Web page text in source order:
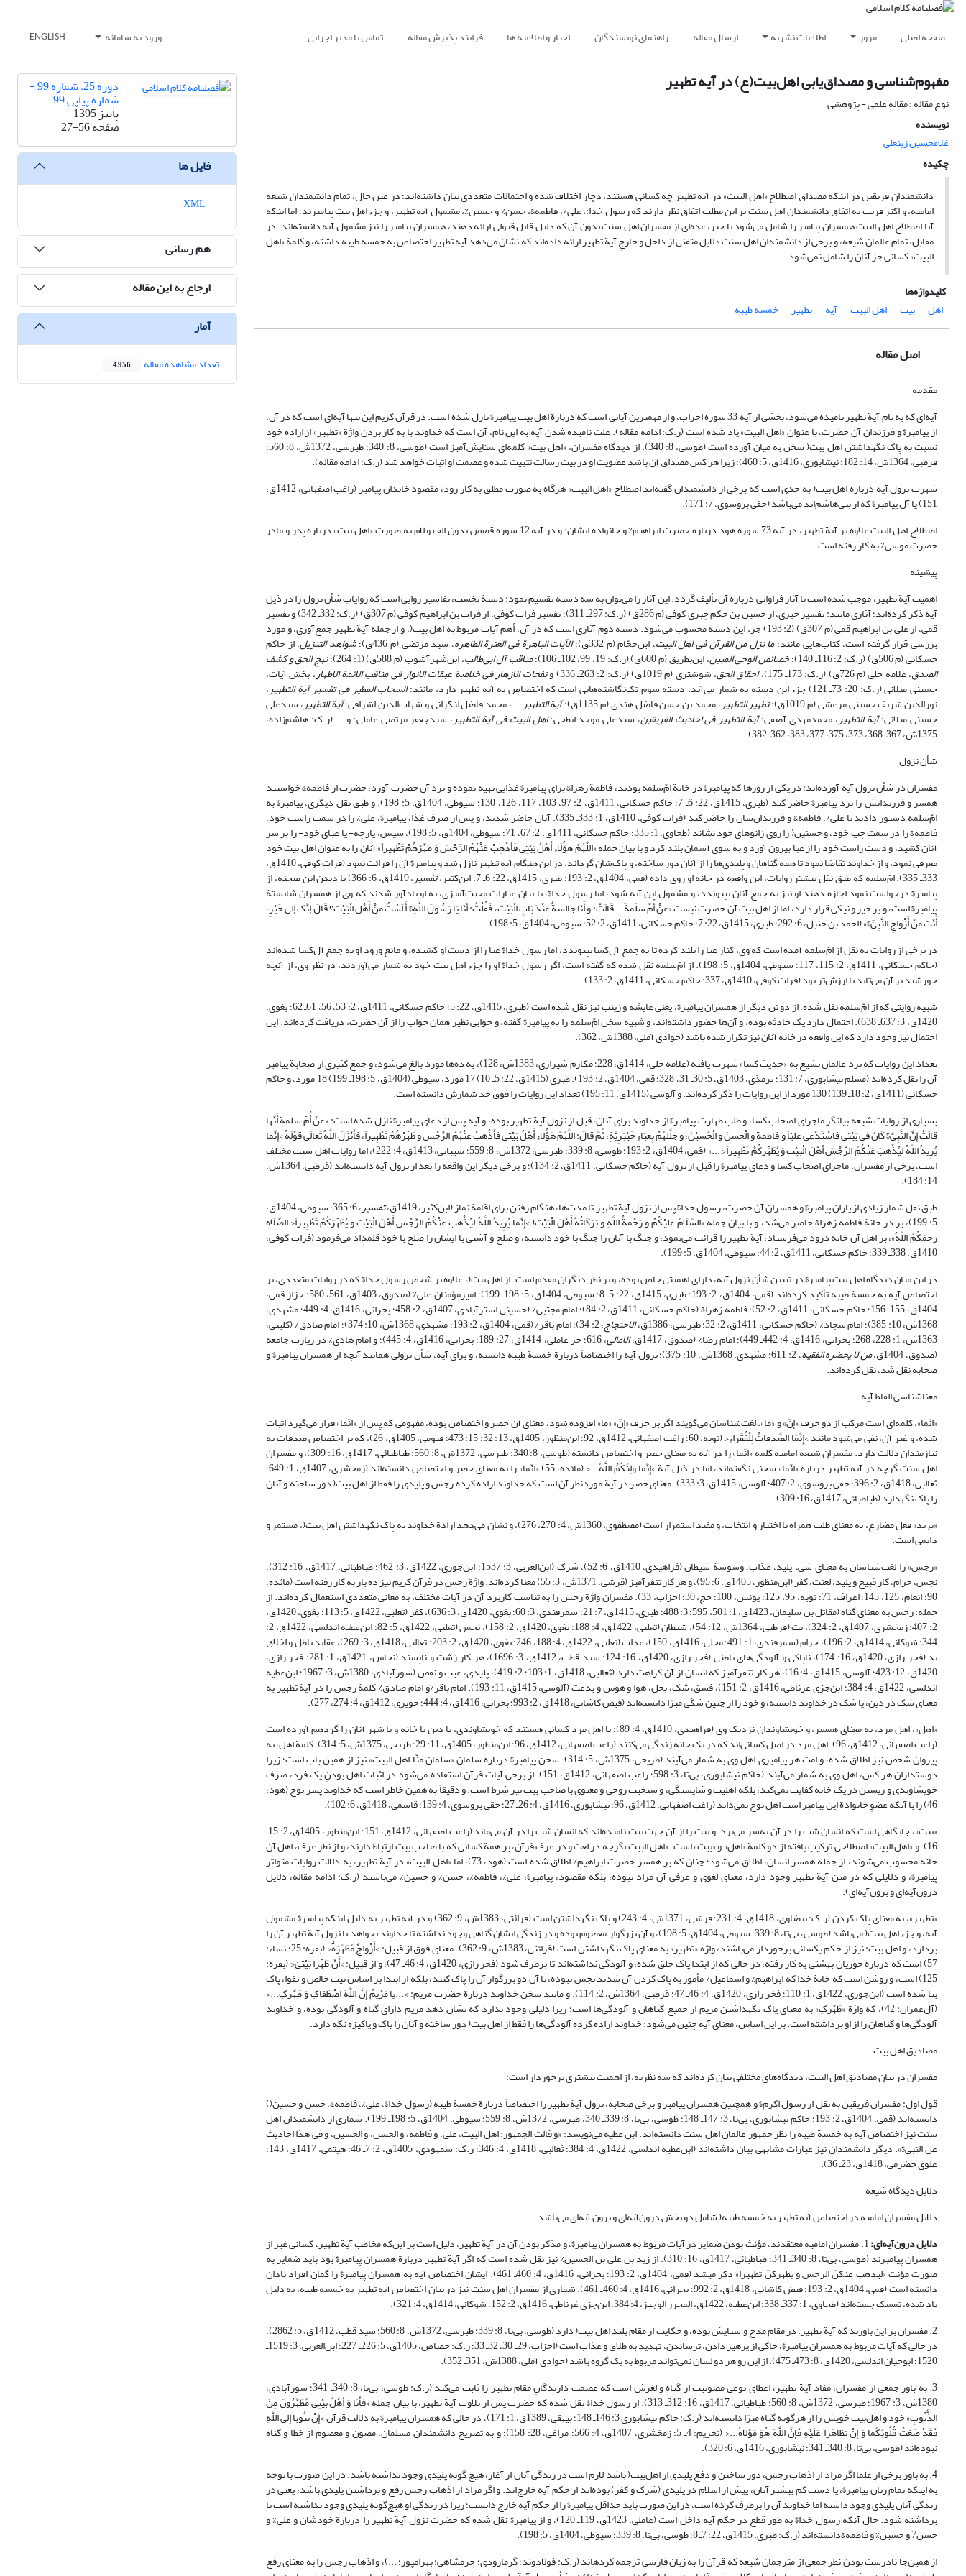
صفحه اصلی مرور اطلاعات نشریه ارسال مقاله راهنمای نویسندگان اخبار و اطلاعیه ها فرایند پذیرش مقاله تماس با مدیر اجرایی ورود به سامانه ENGLISH
مفهوم‌شناسی و مصداق‌یابی اهل‌بیت(ع) در آیه تطهیر
نوع مقاله : مقاله علمی - پژوهشی
نویسنده
غلامحسین زینعلی
چکیده
دانشمندان فریقین در اینکه مصداق اصطلاح «اهل البیت» در آیه تطهیر چه کسانی هستند، دچار اختلاف شده و احتمالات متعددی بیان داشته‌اند؛ در عین حال، تمام دانشمندان شیعة
امامیه، و اکثر قریب به اتفاق دانشمندان اهل سنت بر این مطلب اتفاق نظر دارند که رسول خدا:، علی%، فاطمه&، حسن% و حسین%، مشمول آیة تطهیر، و جزء اهل بیت پیامبرند؛ اما اینکه
آیا اصطلاح اهل البیت همسران پیامبر را شامل می‌شود یا خیر، عده‌ای از مفسران اهل سنت بدون آن که دلیل قابل قبولی ارائه دهند، همسران پیامبر را نیز مشمول آیه دانسته‌اند. در
مقابل، تمام عالمان شیعه، و برخی از دانشمندان اهل سنت دلایل متقنی از داخل و خارجِ آیة تطهیر ارائه داده‌اند که نشان می‌دهد آیه تطهیر اختصاص به خمسه طیبه داشته، و کلمة «اهل
البیت» کسانی جز آنان را شامل نمی‌شود.
کلیدواژه‌ها
اهل
بیت اهل البیت آیه تطهیر خمسه طیبه
اصل مقاله
مقدمه
آیه‌ای که به نام آیة تطهیر نامیده می‌شود، بخشی از آیه 33 سوره احزاب، و از مهمترین آیاتی است که دربارة اهل بیت پیامبر$ نازل شده است. در قرآن کریم این تنها آیه‌ای است که در آن،
از پیامبر$ و فرزندان آن حضرت، با عنوان «اهل البیت» یاد شده است (ر.ک: ادامه مقاله). علت نامیده شدن آیه به این نام، آن است که خداوند با به کار بردن واژة «تطهیر» از اراده خود
نسبت به پاک نگهداشتن اهل بیت( سخن به میان آورده است (طوسی، 8: 340). از دیدگاه مفسران، «اهل بیت» کلمه‌ای ستایش‌آمیز است (طوسی، 8: 340؛ طبرسی، 1372ش، 8: 560؛
قرطبی، 1364ش، 14: 182؛ نیشابوری، 1416ق، 5: 460)؛ زیرا هر کس مصداق آن باشد عضویت او در بیت رسالت تثبیت شده و عصمت او اثبات خواهد شد (ر.ک: ادامه مقاله).
شهرت نزول آیه درباره اهل بیت( به حدی است که برخی از دانشمندان گفته‌اند اصطلاح «اهل البیت» هرگاه به صورت مطلق به کار رود، مقصود خاندان پیامبر (راغب اصفهانی، 1412ق،
151) یا آل پیامبر$ که از بنی‌هاشم‌اند می‌باشد (حقی بروسوی، 7: 171).
اصطلاح اهل البیت علاوه بر آیة تطهیر، در آیه 73 سوره هود دربارة حضرت ابراهیم% و خانواده ایشان؛ و در آیه 12 سوره قصص بدون الف و لام به صورت «اهل بیت» دربارة پدر و مادر
حضرت موسی% به کار رفته است.
پیشینه
اهمیت آیة تطهیر، موجب شده است تا آثار فراوانی درباره آن تألیف گردد. این آثار را می‌توان به سه دسته تقسیم نمود: دستة نخست، تفاسیر روایی است که روایاتِ شأن نزول را در ذیل
آیه ذکر کرده‌اند؛ آثاری مانند: تفسیر حبری، از حسین بن حکم حِبَری کوفی (م 286ق) (ر.ک: 297ـ 311)؛ تفسیر فرات کوفی، از فرات بن ابراهیم کوفی (م 307ق) (ر.ک: 332ـ 342) و تفسیر
قمی، از علی بن ابراهیم قمی (م 307ق) (2: 193) جزء این دسته محسوب می‌شود. دسته دوم آثاری است که در آن، أهم آیات مربوط به اهل بیت(، و از جمله آیة تطهیر جمع‌آوری، و مورد
بررسی قرار گرفته است، کتاب‌هایی مانند:ما نزل من القرآن فی اهل البیت، ابن‌جحّام (م 332ق)؛ الآیات الباهرة فی العترةالطاهره، سید مرتضی (م 436ق)؛ شواهد التنزیل، از حاکم
حسکانی (م 506ق) (ر.ک: 2: 116ـ 140)؛ خصائص الوحی المبین، ابن‌بطریق (م 600ق) (ر.ک: 19، 99، 102ـ 106)؛ مناقب آل ابی‌طالب، ابن‌شهرآشوب (م 588ق) (1: 264)؛ نهج الحق و کشف
الصدق، علامه حلی (م 726ق) (ر.ک: 173ـ 175)، احقاق الحق، شوشتری (م 1019ق) (ر.ک: 2: 263ـ 336) و نفحات الازهار فی خلاصة عبقات الانوار فی مناقب الائمةالاطهار، بخش آیات،
حسینی میلانی (ر.ک: 20: 73ـ 121) جزء این دسته به شمار می‌آید. دسته سوم تک‌نگاشته‌هایی است که اختصاص به آیة تطهیر دارد، مانند: السحاب المطیر فی تفسیر آیة التطهیر،
نورالدین شریف حسینی مرعشی (م 1019ق)؛ تطهیر التطهیر، محمد بن حسن فاضل هندی (م 1135ق)؛ آیة التطهیر...، محمد فاضل لنکرانی و شهاب‌الدین اشراقی؛آیة التطهیر، سیدعلی
حسینی میلانی؛آیة التطهیر، محمدمهدی آصفی؛آیة التطهیر فی احادیث الفریقین، سیدعلی موحد ابطحی؛اهل البیت فی آیة التطهیر، سیدجعفر مرتضی عاملی؛ و ... (ر.ک: هاشم‌زاده،
1375ش، 367ـ 368، 373، 375، 377، 383، 362ـ 382).
شأن نزول
مفسران در شأن نزول آیه آورده‌اند: در یکی از روزها که پیامبر$ در خانة امّ‌سلمه بودند، فاطمة زهرا& برای پیامبر$ غذایی تهیه نموده و نزد آن حضرت آورد، حضرت از فاطمه& خواستند
همسر و فرزندانش را نزد پیامبر$ حاضر کند (طبری، 1415ق، 22: 6ـ 7؛ حاکم حسکانی، 1411ق، 2: 97، 103، 117، 126، 130؛ سیوطی، 1404ق، 5: 198). و طبق نقل دیگری، پیامبر$ به
امّ‌سلمه دستور دادند تا علی%، فاطمه& و فرزندان‌شان را حاضر کند (فرات کوفی، 1410ق، 1: 333ـ 335). آنان حاضر شدند، و پس از صرف غذا، پیامبر$، علی% را در سمت راست خود،
فاطمه& را در سمت چپ خود، و حسنین( را روی زانو‌های خود نشاند (طحاوی، 1: 335؛ حاکم حسکانی، 1411ق، 2: 67، 71؛ سیوطی، 1404ق، 5: 198)، سپس، پارچه- یا عبای خود- را بر سر
آنان کشید، و دست راست خود را از عبا بیرون آورد و به سوی آسمان بلند کرد و با بیان جملة «اللَّهُمَّ هَؤُلَاءِ أَهْلُ بَیْتِی فَأَذْهِبْ عَنْهُمُ الرِّجْسَ وَ طَهِّرْهُمْ تَطْهِیراً» آنان را به عنوان اهل بیت خود
معرفی نمود، و از خداوند تقاضا نمود تا همة گناهان و پلیدی‌ها را از آنان دور ساخته، و پاک‌شان گرداند. در این هنگام آیة تطهیر نازل شد و پیامبر$ آن را قرائت نمود (فرات کوفی، 1410ق،
333ـ 335). امّ‌سلمه که طبق نقل بیشتر روایات، این واقعه در خانة او روی داده (قمی، 1404ق، 2: 193؛ طبری، 1415ق، 22: 6ـ 7؛ ابن‌کثیر، تفسیر ، 1419ق، 6: 366) با دیدن این صحنه، از
پیامبر$ درخواست نمود اجازه دهند او نیز به جمع آنان بپیوندد، و مشمول این آیه شود، اما رسول خدا$، با بیان عبارات محبت‌آمیزی، به او یادآور شدند که وی از همسران شایستة
پیامبر$ است، و بر خیر و نیکی قرار دارد، اما از اهل بیت آن حضرت نیست «عَنْ أُمِّ سَلَمَةَ... قَالَتْ: وَ أَنَا جَالِسَةٌ عِنْدَ بَابِ الْبَیْتِ، فَقُلْتُ: أنَا یَا رَسُولَ اللَّهِ$ أَ لَسْتُ مِنْ أَهْلِ الْبَیْتِ؟ قَالَ إنَّکِ إلی خَیْرٍ،
أَنْتِ مِنْ أَزْوَاجِ النَّبِیِّ$» (احمد بن حنبل، 6: 292؛ طبری، 1415ق، 22: 7؛ حاکم حسکانی، 1411ق، 2: 52؛ سیوطی، 1404ق، 5: 198).
در برخی از روایات به نقل از امّ‌سلمه آمده است که وی، کنار عبا را بلند کرده تا به جمع آل‌کسا بپیوندد، اما رسول خدا$ عبا را از دست او کشیده، و مانع ورود او به جمع آل‌کسا شده‌اند
(حاکم حسکانی، 1411ق، 2: 115، 117؛ سیوطی، 1404ق، 5: 198). از امّ‌سلمه نقل شده که گفته است، اگر رسول خدا$ او را جزء اهل بیت خود به شمار می‌آوردند، در نظر وی، از آنچه
خورشید بر آن می‌تابد با ارزش‌تر بود (فرات کوفی، 1410ق، 337؛ حاکم حسکانی، 1411ق، 2: 133).
شبیه روایتی که از امّ‌سلمه نقل شده، از دو تن دیگر از همسران پیامبر$، یعنی عایشه و زینب نیز نقل شده است (طبری، 1415ق، 22: 5؛ حاکم حسکانی، 1411ق، 2: 53، 56، 61ـ 62؛ بغوی،
1420ق، 3: 637ـ 638). احتمال دارد یک حادثه بوده، و آن‌ها حضور داشته‌اند، و شبیه سخن امّ‌سلمه را به پیامبر$ گفته، و جوابی نظیر همان جواب را از آن حضرت، دریافت کرده‌اند. این
احتمال نیز وجود دارد که این واقعه در خانة آنان نیز تکرار شده باشد (جوادی آملی، 1388ش، 362).
تعداد این روایات که نزد عالمان تشیع به «حدیث کسا» شهرت یافته (علامه حلی، 1414ق، 228؛ مکارم شیرازی، 1383ش، 128)، به ده‌ها مورد بالغ می‌شود، و جمع کثیری از صحابة پیامبر
آن را نقل کرده‌اند (مسلم نیشابوری، 7: 131؛ ترمذی، 1403ق، 5: 30ـ 31، 328؛ قمی، 1404ق، 2: 193). طبری (1415ق، 22: 5ـ 10) 17 مورد، سیوطی (1404ق، 5: 198ـ 199) 18 مورد، و حاکم
حسکانی (1411ق، 2: 18ـ 139) 130 مورد از این روایات را ذکر کرده‌اند. و آلوسی (1415ق، 11: 195) تعداد این روایات را فوق حد شمارش دانسته است.
بسیاری از روایات شیعه بیانگر ماجرای اصحاب کسا، و طلب طهارت پیامبر$ از خداوند برای آنان، قبل از نزول آیة تطهیر بوده، و آیه پس از دعای پیامبر$ نازل شده است: «عَنْ أُمِّ سَلَمَةَ أَنَّهَا
قَالَتْ إِنَّ النَّبِیَّ$ کَانَ فِی بَیْتِی فَاسْتَدْعَى عَلِیّاً وَ فَاطِمَةَ وَ الْحَسَنَ وَ الْحُسَیْنَ، وَ جَلَّلَهُمْ بِعَبَاءٍ خَیْبَرِیَّةٍ، ثُمَّ قَالَ: اللَّهُمَّ هَؤُلَاءِ أَهْلُ بَیْتِی فَأَذْهِبْ عَنْهُمُ الرِّجْسَ وَ طَهِّرْهُمْ تَطْهِیراً، فَأَنْزَلَ اللَّهُ تَعالَی قَوْلَهُ >إِنَّما
یُرِیدُ اللَّهُ لِیُذْهِبَ عَنْکُمُ الرِّجْسَ أَهْلَ الْبَیْتِ وَ یُطَهِّرَکُمْ تَطْهِیراً< ...» (قمی، 1404ق، 2: 193؛ طوسی، 8: 339؛ طبرسی، 1372ش، 8: 559؛ شیبانی، 1413ق، 4: 222)، اما روایات اهل سنت مختلف
است، برخی از مفسران، ماجرای اصحاب کسا و دعای پیامبر$ را قبل از نزول آیه (حاکم حسکانی، 1411ق، 2: 134)؛ و برخی دیگر این واقعه را بعد از نزول آیه دانسته‌اند (قرطبی، 1364ش،
14: 184).
طبق نقل شمار زیادی از یاران پیامبر$ و همسران آن حضرت، رسول خدا$ پس از نزول آیة تطهیر تا مدت‌ها، هنگام رفتن برای اقامة نماز (ابن‌کثیر، 1419ق،
تفسیر ، 6: 365؛ سیوطی، 1404ق،
5: 199)، بر در خانة فاطمه زهرا& حاضر می‌شد، و با بیان جمله «السَّلَامُ عَلَیْکُمْ وَ رَحْمَةُ اللَّهِ وَ بَرَکَاتُهُ أَهْلَ الْبَیْتِ( >إِنَّما یُرِیدُ اللَّهُ لِیُذْهِبَ عَنْکُمُ الرِّجْسَ أَهْلَ الْبَیْتِ وَ یُطَهِّرَکُمْ تَطْهِیراً< الصَّلَاةَ
رَحِمَکُمُ اللَّهُ»، بر اهل آن خانه درود می‌فرستاد، آیة تطهیر را قرائت می‌نمود، و جنگ با آنان را جنگ با خود دانسته، و صلح و آشتی با ایشان را صلح با خود قلمداد می‌فرمود (فرات کوفی،
1410ق، 338ـ 339؛ حاکم حسکانی، 1411ق، 2: 44؛ سیوطی، 1404ق، 5: 199).
در این میان دیدگاه اهل بیت پیامبر$ در تبیین شأن نزول آیه، دارای اهمیتی خاص بوده، و بر نظر دیگران مقدم است. از اهل بیت(، علاوه بر شخص رسول خدا$ که در روایات متعددی، بر
اختصاص آیه به خمسة طیبه تأکید کرده‌اند (قمی، 1404ق، 2: 193؛ طبری، 1415ق، 22: 5ـ 8؛ سیوطی، 1404ق، 5: 198ـ 199)؛ امیرمؤمنان علی% (صدوق، 1403ق، 561، 580؛ خزاز قمی،
1404ق، 155ـ 156؛ حاکم حسکانی، 1411ق، 2: 52)؛ فاطمه زهرا& (حاکم حسکانی، 1411ق، 2: 84)؛ امام مجتبی% (حسینی استرآبادی، 1407ق، 2: 458؛ بحرانی، 1416ق، 4: 449؛ مشهدی،
1368ش، 10: 385)؛ امام سجاد% (حاکم حسکانی، 1411ق، 2: 32؛ طبرسی، 1386ق، الاحتجاج ، 2: 34)؛ امام باقر% (قمی، 1404ق، 2: 193؛ مشهدی، 1368ش، 10: 374)؛ امام صادق% (کلینی،
1363ش، 1: 228، 268؛ بحرانی، 1416ق، 4: 442ـ 449)؛ امام رضا% (صدوق، 1417ق، الامالی ، 616؛ حر عاملی، 1414ق، 27: 189؛ بحرانی، 1416ق، 4: 445)؛ و امام هادی% در زیارت جامعه
(صدوق، 1404ق، من لا یحضره الفقیه ، 2: 611؛ مشهدی، 1368ش، 10: 375)؛ نزول آیه را اختصاصاً دربارة خمسة طیبه دانسته، و برای آیه، شأن نزولی همانند آنچه از همسران پیامبر$ و
صحابه نقل شد، نقل کرده‌اند.
معناشناسی الفاظ آیه
«انّما»، کلمه‌ای است مرکب از دو حرف «إنّ» و «ما». لغت‌شناسان می‌گویند اگر بر حرف «إنّ» «ما» افزوده شود، معنای آن حصر و اختصاص بوده، مفهومی که پس از «انّما» قرار می‌گیرد اثبات
شده، و غیر آن، نفی می‌شود مانند >إِنَّمَا الصَّدَقاتُ لِلْفُقَراءِ< (توبه، 60؛ راغب اصفهانی، 1412ق، 92؛ ابن‌منظور، 1405ق، 13: 32؛ 15: 473؛ فیومی، 1405ق، 26)، که بر اختصاص صدقات به
نیازمندان دلالت دارد. مفسران شیعة امامیه کلمة «انّما» را در آیه به معنای حصر و اختصاص دانسته (طوسی، 8: 340؛ طبرسی، 1372ش، 8: 560؛ طباطبائی، 1417ق، 16: 309)، و مفسران
اهل سنت گرچه در آیه تطهیر دربارة «انّما» سخنی نگفته‌اند، اما در ذیل آیة >إِنَّما وَلِیُّکُمُ اللَّهُ...< (مائده، 55) «انّما» را به معنای حصر و اختصاص دانسته‌اند (زمخشری، 1407ق، 1: 649؛
ثعالبی، 1418ق، 2: 396؛ حقی بروسوی، 2: 407؛ آلوسی، 1415ق، 3: 333). معنای حصر در آیة موردنظر آن است که خداوند اراده کرده رجس و پلیدی را فقط از اهل بیت( دور ساخته و آنان
را پاک نگهدارد (طباطبائی، 1417ق، 16: 309).
«یرید» فعل مضارع، به معنای طلبِ همراه با اختیار و انتخاب، و مفید استمرار است (مصطفوی، 1360ش، 4: 270، 276)، و نشان می‌دهد ارادة خداوند به پاک نگهداشتن اهل بیت(، مستمر و
دایمی است.
«رجس» را لغت‌شناسان به معنای شیء پلید، عذاب، وسوسة شیطان (فراهیدی، 1410ق، 6: 52)، شرک (ابن‌العربی، 3: 1537؛ ابن‌جوزی، 1422ق، 3: 462؛ طباطبائی، 1417ق، 16: 312)،
نجس، حرام، کار قبیح و پلید، لعنت، کفر (ابن‌منظور، 1405ق، 6: 95)، و هر کار تنفرآمیز (قرشی، 1371ش، 3: 55) معنا کرده‌اند. واژة رجس در قرآن کریم نیز ده بار به کار رفته است (مائده،
90؛ انعام، 125، 145؛ اعراف، 71؛ توبه، 95، 125؛ یونس، 100؛ حج، 30؛ احزاب، 33). مفسران واژة رجس را به تناسب کاربرد آن در آیات مختلف، به معانی متعددی استعمال کرده‌اند. از
جمله: رجس به معنای گناه (مقاتل بن سلیمان، 1423ق، 1: 501، 595؛ 3: 488؛ طبری، 1415ق، 7: 21؛ سمرقندی، 3: 60؛ بغوی، 1420ق، 3: 636)، کفر (ثعلبی، 1422ق، 5: 113؛ بغوی، 1420ق،
2: 407؛ زمخشری، 1407ق، 2: 324)، بت (قرطبی، 1364ش، 12: 54)، شیطان (ثعلبی، 1422ق، 4: 188؛ بغوی، 1420ق، 2: 158)، نجس (ثعلبی، 1422ق، 5: 82؛ ابن‌عطیه اندلسی، 1422ق، 2:
344؛ شوکانی، 1414ق، 2: 196)، حرام (سمرقندی، 1: 491؛ محلی، 1416ق، 150)، عذاب (ثعلبی، 1422ق، 4: 188، 246؛ بغوی، 1420ق، 2: 203؛ ثعالبی، 1418ق، 3: 269)، عقاید باطل و اخلاق
بد (فخر رازی، 1420ق، 16: 174)، ناپاکی و آلودگی‌های باطنی (فخر رازی، 1420ق، 16: 124؛ سید قطب، 1412ق، 3: 1696)، هر کار زشت و ناپسند (نحاس، 1421ق، 1: 281؛ فخر رازی،
1420ق، 12: 423؛ آلوسی، 1415ق، 4: 16)، هر کار تنفرآمیز که انسان از آن کراهت دارد (ثعالبی، 1418ق، 1: 103؛ 2: 419)، پلیدی، عیب و نقص (سورآبادی، 1380ش، 3: 1967؛ ابن‌عطیه
اندلسی، 1422ق، 4: 384؛ ابن‌جزی غرناطی، 1416ق، 2: 151)، فسق، شک، بخل، هوا و هوس و بدعت (آلوسی، 1415ق، 11: 193). امام باقر%و امام صادق% کلمة رجس را در آیة تطهیر به
معنای شک در دین، یا شک در خداوند دانسته، و خود را از چنین شکّی مبرّا دانسته‌اند (فیض کاشانی، 1418ق، 2: 993؛ بحرانی، 1416ق، 4: 444؛ حویزی، 1412ق، 4: 274، 277).
«اهل»، اهلِ مرد، به معنای همسر، و خویشاوندان نزدیک وی (فراهیدی، 1410ق، 4: 89)؛ یا اهل مرد کسانی هستند که خویشاوندی، یا دین یا خانه و یا شهر آنان را گردهم آورده است
(راغب اصفهانی، 1412ق، 96). اهل مرد در اصل کسانی‌اند که در یک خانه زندگی می‌کنند (راغب اصفهانی، 1412ق، 96؛ ابن‌منظور، 1405ق، 11: 29؛ طریحی، 1375ش، 5: 314). کلمة اهل، به
پیروان شخص نیز اطلاق شده، و امت هر پیامبری اهل وی به شمار می‌آیند (طریحی، 1375ش، 5: 314). سخن پیامبر$ دربارة سلمان «سلمان منّا اهل البیت» نیز از همین باب است؛ زیرا
دوستداران هر کس، اهل وی به شمار می‌آیند (حاکم نیشابوری، بی‌تا، 3: 598؛ راغب اصفهانی، 1412ق، 151). از برخی آیات قرآن استفاده می‌شود در اثبات اهل بودنِ یک فرد، صِرف
خویشاوندی و زیستن در یک خانه کفایت نمی‌کند، بلکه اهلیت و شایستگی، و سنخیت روحی و معنوی با صاحب بیت نیز شرط است. و دقیقاً به همین خاطر است که خداوند پسر نوح (هود،
46) را با آنکه عضوِ خانوادة این پیامبر است اهل نوح نمی‌داند (راغب اصفهانی، 1412ق، 96؛ نیشابوری، 1416ق، 4: 26ـ 27؛ حقی بروسوی، 4: 139؛ قاسمی، 1418ق، 6: 102).
«بیت»، جایگاهی است که انسان شب را در آن به‌ِسَر می‌برد. و بیت را از آن جهت بیت نامیده‌اند که انسان شب را در آن می‌ماند (راغب اصفهانی، 1412ق، 151؛ ابن‌منظور، 1405ق، 2: 15ـ
16). و «اهل البیت» اصطلاحی ترکیب یافته از دو کلمة «اهل» و «بیت» است. «اهل البیت» گرچه در لغت و در عرف قرآن، بر همة کسانی که با صاحب بیت ارتباط دارند، و از نظر عرف، اهل آن
خانه محسوب می‌شوند، از جمله همسر انسان، اطلاق می‌شود؛ چنان که بر همسر حضرت ابراهیم% اطلاق شده است (هود، 73)، اما «اهل البیت» در آیة تطهیر، به دلالت روایات متواتر
پیامبر$، و دلایلی که در متن آیة تطهیر وجود دارد، معنای لغوی و عرفی آن مراد نبوده، بلکه مقصود، پیامبر$، علی%، فاطمه%، حسن% و حسین% می‌باشند (ر.ک: ادامه مقاله، دلایل
درون‌آیه‌ای و برون‌آیه‌ای).
«تطهیر»، به معنای پاک کردن (ر.ک: بیضاوی، 1418ق، 4: 231؛ قرشی، 1371ش، 4: 243) و پاک نگهداشتن است (قرائتی، 1383ش، 9: 362) و در آیة تطهیر به دلیل اینکه پیامبر$ مشمول
آیه، و جزء اهل بیت( می‌باشد (طوسی، بی‌تا، 8: 339؛ سیوطی، 1404ق، 5: 198)، و آن بزرگوار معصوم بوده و در زندگی ایشان گناهی وجود نداشته تا خداوند بخواهد با نزول آیة تطهیر آن را
بردارد، و اهل بیت: نیز از حکم یکسانی برخوردار می‌باشند، واژة «تطهیر» به معنای پاک نگهداشتن است (قرائتی، 1383ش، 9: 362). معنای فوق از قبیل: >أَزْواجٌ مُطَهَّرَةٌ< (بقره: 25؛ نساء:
57) است که دربارة حوریان بهشتی به کار رفته، در حالی که از ابتدا پاک خلق شده، و آلودگی نداشته‌اند تا برطرف شود‌ (فخر رازی، 1420ق، 4: 46ـ 47)، و از قبیل: >أَنْ طَهِّرا بَیْتِیَ< (بقره:
125) است، و روشن است که خانة خدا که ابراهیم% و اسماعیل% مأمور به پاک کردن آن شدند نجس نبوده، تا آن دو بزرگوار آن را پاک کنند، بلکه از ابتدا بر اساس نیت خالص و تقوا، پاک
بنا شده است (ابن‌جوزی، 1422ق، 1: 110؛ فخر رازی، 1420ق، 4: 46ـ 47؛ قرطبی، 1364ش، 2: 114). و مانند سخن خداوند دربارة حضرت مریم: >...یا مَرْیَمُ إِنَّ اللَّهَ اصْطَفاکِ وَ طَهَّرَکِ...<
(آل‌عمران: 42)، که واژة «طَهّرکِ» به معنای پاک نگهداشتن مریم از جمیع گناهان و آلودگی‌ها است؛ زیرا دلیلی وجود ندارد که نشان دهد مریم دارای گناه و آلودگی بوده، و خداوند
آلودگی‌ها و گناهان را از او برداشته است. بر این اساس، معنای آیه چنین می‌شود: خداوند اراده کرده آلودگی‌ها را فقط از اهل بیت( دور ساخته و آنان را پاک و پاکیزه نگه دارد.
مصادیق اهل بیت
مفسران در بیان مصادیق اهل البیت، دیدگاه‌های مختلفی بیان کرده‌اند که سه نظریه، از اهمیت بیشتری برخوردار است:
قول اول: مفسران فریقین به نقل از رسول اکرم$ و همچنین همسران پیامبر و برخی صحابه، نزول آیة تطهیر را اختصاصاً دربارة خمسة طیبه (رسول خدا$، علی%، فاطمه&، حسن و حسین()
دانسته‌اند (قمی، 1404ق، 2: 193؛ حاکم نیشابوری، بی‌تا، 3: 147ـ 148؛ طوسی، بی‌تا، 8: 339ـ 340، طبرسی، 1372ش، 8: 559؛ سیوطی، 1404ق، 5: 198ـ 199). شماری از دانشمندان اهل
سنت نیز اختصاص آیه به خمسة طیبه را نظر جمهور عالمان اهل سنت دانسته‌اند. ابن عطیه می‌نویسد: «و قالت الجمهور: اهل البیت، علی، و فاطمه، و الحسن، و الحسین، و فی هذا احادیث
عن النبی$». دیگر دانشمندان نیز عبارات مشابهی بیان داشته‌اند (ابن‌عطیه اندلسی، 1422ق، 4: 384؛ ثعالبی، 1418ق، 4: 346؛ ر.ک: سمهودی، 1405ق، 2: 7ـ 46؛ هیتمی، 1417ق، 143؛
علوی حضرمی، 1418ق، 23ـ 36).
دلایل دیدگاه شیعه
دلایل مفسران امامیه در اختصاص آیة تطهیر به خمسة طیبه( شامل دو بخش درون‌آیه‌ای و برون آیه‌ای می‌باشد.
دلایل درون‌آیه‌ای: 1. مفسران امامیه معتقدند، مؤنث بودن ضمایر در آیات مربوط به همسران پیامبر$، و مذکر بودن آن در آیة تطهیر، دلیل است بر این‌که مخاطب آیة تطهیر، کسانی غیر از
همسران پیامبرند (طوسی، بی‌تا، 8: 340ـ 341؛ طباطبائی، 1417ق، 16: 310). از زید بن علی بن الحسین% نیز نقل شده است که اگر آیة تطهیر دربارة همسران پیامبر$ بود باید ضمایر به
صورت مؤنث «لیذهب عنکنّ الرجس و یطهرکنّ تطهیرا» ذکر می­شد (قمی، 1404ق، 2: 193؛ بحرانی، 1416ق، 4: 460ـ 461). ایشان اختصاص آیه به همسران پیامبر$ را گمان افراد نادان
دانسته است (قمی، 1404ق، 2: 193؛ فیض کاشانی، 1418ق، 2: 992؛ بحرانی، 1416ق، 4: 460ـ 461). شماری از مفسران اهل سنت نیز در بیان اختصاص آیة تطهیر به خمسة طیبه، به دلیل
یاد شده، تمسک جسته‌اند (طحاوی، 1: 337ـ 338؛ ابن‌عطیه، 1422ق، المحرر الوجیز، 4: 384؛ ابن‌جزی غرناطی، 1416ق، 2: 152؛ شوکانی، 1414ق، 4: 321).
2. مفسران بر این باورند که آیة تطهیر، در مقام مدح و ستایش بوده، و حکایت از مقام بلند اهل بیت( دارد (طوسی، بی‌تا، 8: 339؛ طبرسی، 1372ش، 8: 560؛ سید قطب، 1412ق، 5: 2862)،
در حالی که آیات مربوط به همسران پیامبر$، حاکی از پرهیز دادن، ترساندن، تهدید به طلاق و عذاب است (احزاب، 29ـ 30، 32ـ 33؛ ر.ک: جصاص، 1405ق، 5: 226ـ 227؛ ابن‌العربی، 3: 1519ـ
1520؛ ابوحیان اندلسی، 1420ق، 8: 473ـ 475). از این رو هر دو لسان نمی‌تواند مربوط به یک گروه باشد (جوادی آملی، 1388ش، 351ـ 352).
3. به باور جمعی از مفسران، مفاد آیة تطهیر، اعطای نوعی مصونیت از گناه و لغزش است که عصمت دارندگانِ مقام تطهیر را ثابت می‌کند (ر.ک: طوسی، بی‌تا، 8: 340ـ 341؛ سورآبادی،
1380ش، 3: 1967؛ طبرسی، 1372ش، 8: 560؛ طباطبائی، 1417ق، 16: 312ـ 313). از رسول خدا$ نقل شده که حضرت پس از تلاوت آیة تطهیر، با بیان جمله «فَأَنَا وَ أَهْلُ بَیْتِی مُطَهَّرُونَ مِنَ
الذُّنُوبِ» خود و اهل‌بیت خویش را از هرگونه گناه مبرّا دانسته‌اند (ر.ک: حاکم نیشابوری 3: 146ـ 148؛ بیهقی، 1389ق، 1: 171)، در حالی که همسران پیامبر$ به دلالت قرآن >إِنْ تَتُوبا إِلَى اللَّهِ
فَقَدْ صَغَتْ قُلُوبُکُما وَ إِنْ تَظاهَرا عَلَیْهِ فَإِنَّ اللَّهَ هُوَ مَوْلاهُ...< (تحریم: 4ـ 5؛ زمخشری، 1407ق، 4: 566؛ مراغی، 28: 158)؛ و به تصریح دانشمندان مسلمان، مصون و معصوم از خطا و گناه
نبوده‌اند (طوسی، بی‌تا، 8: 340ـ 341؛ نیشابوری، 1416ق، 6: 320).
4. به باور برخی از علما اگر مراد از اذهاب رجس، دور ساختن و دفع پلیدی از اهل‌بیت( باشد لازم است در زندگی آنان از آغاز، هیچ گونه پلیدی وجود نداشته باشد. در این صورت با توجه
به اینکه تمام زنان پیامبر$، یا دست کم بیشتر آنان، پیش از اسلام در پلیدی (شرک و کفر) بوده‌اند از حکم آیه خارج‌اند. و اگر مراد از اذهاب رجس رفع و برداشتن پلیدی باشد، یعنی در
زندگی آنان پلیدی وجود داشته اما خداوند آن را برطرف کرده است، در این صورت باید حداقل پیامبر$ را از حکم آیه خارج دانست؛ زیرا در زندگی او هیچ‌گونه پلیدی وجود نداشته است تا
برداشته شود. حال آنکه رسول خدا$ به طور قطع در حکم آیه داخل است (عاملی، 1423ق، 119ـ 120)، و از پیامبر$ نقل شده که حضرت نزول آیة تطهیر را دربارة خودشان و علی% و
حسن7 و حسین% و فاطمه&دانسته‌اند (ر.ک: طبری، 1415ق، 22: 7ـ 8؛ طوسی، بی‌تا، 8: 339؛ سیوطی، 1404ق، 5: 198).
از همین‌جا نادرست بودن نظر جمعی از مترجمان شیعه که قرآن را به زبان فارسی ترجمه کرده­اند (ر.ک: فولادوند؛ گرمارودی؛ خرمشاهی؛ بهرامپور؛ ...)، و اذهاب رجس را به معنای رفع
دوره 25، شماره 99 -
شماره پیاپی 99
پاییز 1395
صفحه27-56
فایل ها
هم رسانی
ارجاع به این مقاله
آمار
تعداد مشاهده مقاله 4,956